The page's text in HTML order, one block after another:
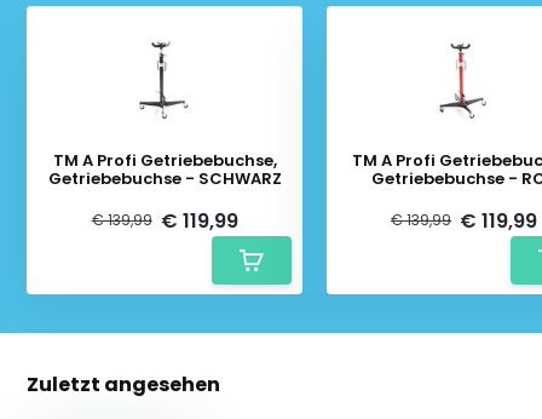
TM A Profi Getriebebuchse,
Getriebebuchse - SCHWARZ
€ 139,99 € 119,99
TM A Profi
Getriebebuchse -
€ 139,99 € 119,99
Zuletzt angesehen